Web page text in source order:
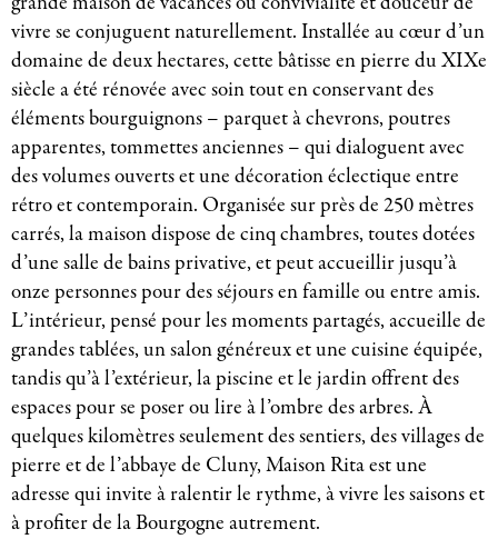
vivre se conjuguent naturellement. Installée au cœur d’un
domaine de deux hectares, cette bâtisse en pierre du XIXe
siècle a été rénovée avec soin tout en conservant des
éléments bourguignons – parquet à chevrons, poutres
apparentes, tommettes anciennes – qui dialoguent avec
des volumes ouverts et une décoration éclectique entre
rétro et contemporain. Organisée sur près de 250 mètres
carrés, la maison dispose de cinq chambres, toutes dotées
d’une salle de bains privative, et peut accueillir jusqu’à
onze personnes pour des séjours en famille ou entre amis.
L’intérieur, pensé pour les moments partagés, accueille de
grandes tablées, un salon généreux et une cuisine équipée,
tandis qu’à l’extérieur, la piscine et le jardin offrent des
espaces pour se poser ou lire à l’ombre des arbres. À
quelques kilomètres seulement des sentiers, des villages de
pierre et de l’abbaye de Cluny, Maison Rita est une
adresse qui invite à ralentir le rythme, à vivre les saisons et
à profiter de la Bourgogne autrement.